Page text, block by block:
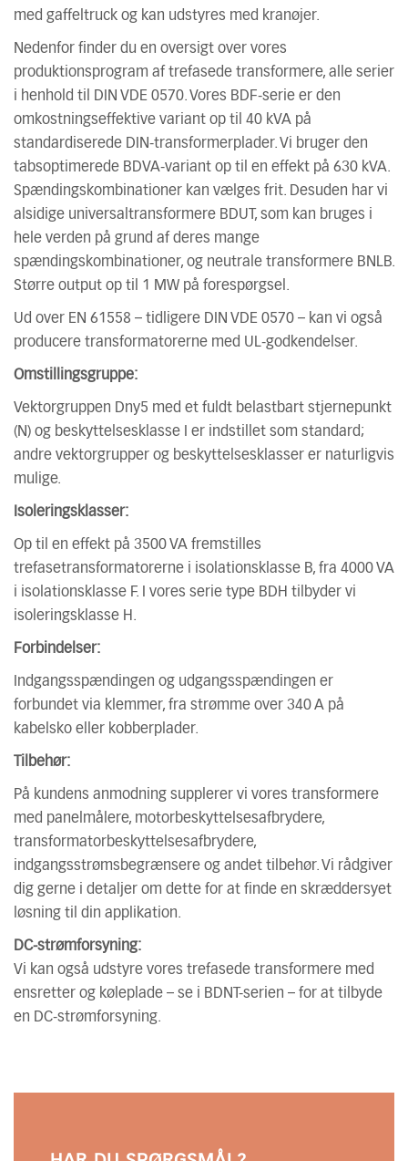
med gaffeltruck og kan udstyres med kranøjer.
Nedenfor finder du en oversigt over vores
produktionsprogram af trefasede transformere, alle serier
i henhold til DIN VDE 0570. Vores BDF-serie er den
omkostningseffektive variant op til 40 kVA på
standardiserede DIN-transformerplader. Vi bruger den
tabsoptimerede BDVA-variant op til en effekt på 630 kVA.
Spændingskombinationer kan vælges frit. Desuden har vi
alsidige universaltransformere BDUT, som kan bruges i
hele verden på grund af deres mange
spændingskombinationer, og neutrale transformere BNLB.
Større output op til 1 MW på forespørgsel.
Ud over EN 61558 – tidligere DIN VDE 0570 – kan vi også
producere transformatorerne med UL-godkendelser.
Omstillingsgruppe:
Vektorgruppen Dny5 med et fuldt belastbart stjernepunkt
(N) og beskyttelsesklasse I er indstillet som standard;
andre vektorgrupper og beskyttelsesklasser er naturligvis
mulige.
Isoleringsklasser:
Op til en effekt på 3500 VA fremstilles
trefasetransformatorerne i isolationsklasse B, fra 4000 VA
i isolationsklasse F. I vores serie type BDH tilbyder vi
isoleringsklasse H.
Forbindelser:
Indgangsspændingen og udgangsspændingen er
forbundet via klemmer, fra strømme over 340 A på
kabelsko eller kobberplader.
Tilbehør:
På kundens anmodning supplerer vi vores transformere
med panelmålere, motorbeskyttelsesafbrydere,
transformatorbeskyttelsesafbrydere,
indgangsstrømsbegrænsere og andet tilbehør. Vi rådgiver
dig gerne i detaljer om dette for at finde en skræddersyet
løsning til din applikation.
DC-strømforsyning:
Vi kan også udstyre vores trefasede transformere med
ensretter og køleplade – se i BDNT-serien – for at tilbyde
en DC-strømforsyning.